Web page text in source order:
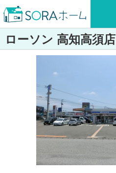
ローソン 高知高須店